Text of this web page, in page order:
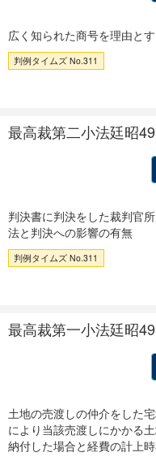
広く知られた商号を理由と
判例タイムズ No.311
最高裁第二小法廷昭
判決書に判決をした裁判官
法と判決への影響の有無
判例タイムズ No.311
最高裁第一小法廷昭
土地の売渡しの仲介をした
により当該売渡しにかかる
納付した場合と経費の計上